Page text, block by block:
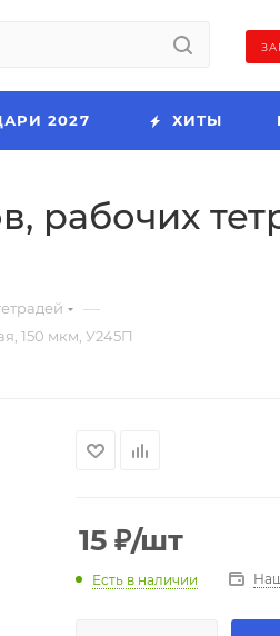
2027 ХИТЫ
рабочих
—
150 мкм, У245П
15 ₽/шт
Есть в наличии